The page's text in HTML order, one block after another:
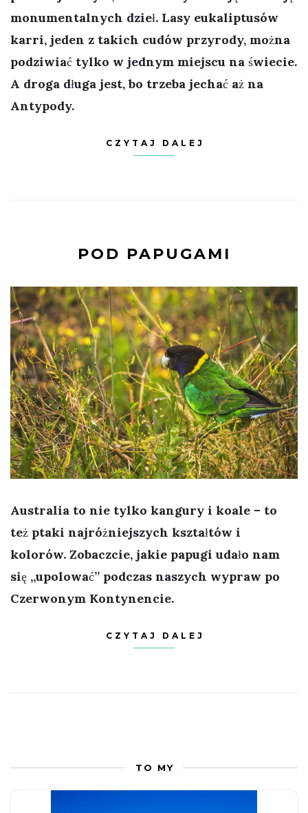
monumentalnych dzieł. Lasy eukaliptusów
karri, jeden z takich cudów przyrody, można
podziwiać tylko w jednym miejscu na świecie.
A droga długa jest, bo trzeba jechać aż na
Antypody.
CZYTAJ DALEJ
POD PAPUGAMI
Australia to nie tylko kangury i koale – to
też ptaki najróżniejszych kształtów i
kolorów. Zobaczcie, jakie papugi udało nam
się „upolować” podczas naszych wypraw po
Czerwonym Kontynencie.
CZYTAJ DALEJ
TO MY